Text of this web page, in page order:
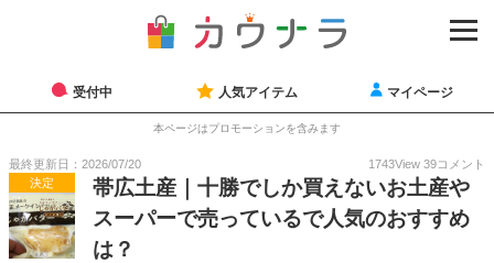
受付中 人気アイテム マイページ
本ページはプロモーションを含みます
最終更新日：2026/07/20 1743View 39コメント
決定
帯広土産｜十勝でしか買えないお土産や
スーパーで売っているで人気のおすすめ
は？